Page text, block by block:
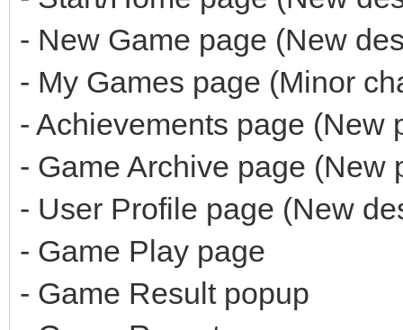
- New Game page (New
- My Games page (Minor
- Achievements page (New
- Game Archive page (New
- User Profile page (New
- Game Play page
- Game Result popup